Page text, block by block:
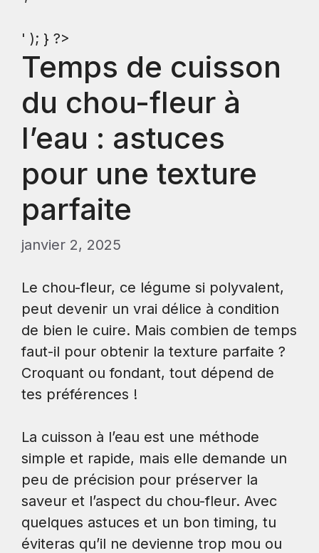
' ); } ?>
Temps de cuisson
du chou-fleur à
l’eau : astuces
pour une texture
parfaite
janvier 2, 2025
Le chou-fleur, ce légume si polyvalent,
peut devenir un vrai délice à condition
de bien le cuire. Mais combien de temps
faut-il pour obtenir la texture parfaite ?
Croquant ou fondant, tout dépend de
tes préférences !
La cuisson à l’eau est une méthode
simple et rapide, mais elle demande un
peu de précision pour préserver la
saveur et l’aspect du chou-fleur. Avec
quelques astuces et un bon timing, tu
éviteras qu’il ne devienne trop mou ou